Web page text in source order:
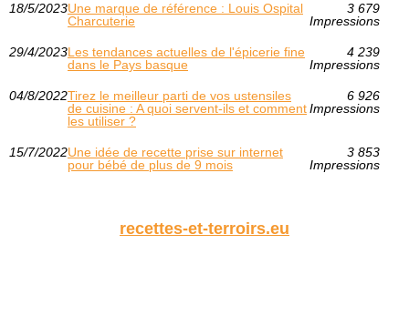
18/5/2023Une marque de référence : Louis Ospital
Charcuterie
3 679
Impressions
29/4/2023Les tendances actuelles de l'épicerie fine
dans le Pays basque
4 239
Impressions
04/8/2022Tirez le meilleur parti de vos ustensiles
de cuisine : A quoi servent-ils et comment
les utiliser ?
6 926
Impressions
15/7/2022Une idée de recette prise sur internet
pour bébé de plus de 9 mois
3 853
Impressions
recettes-et-terroirs.eu